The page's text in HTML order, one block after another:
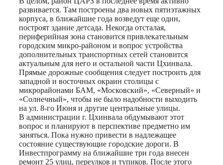
развивается. Там построены два новых пятиэтажных
корпуса, в ближайшие года возведут еще один,
построят здание детсада. Некогда отсталая,
периферийная зона становится привлекательным
городским микро-районом и вопрос устройства
дополнительных транспортных сетей становится
актуальным для него и остальной части Цхинвала.
Прямые дорожные сообщения следует построить для
западной и восточных окраин столицы с
микрорайонами БАМ, «Московский», «Северный» и
«Солнечный», чтобы не было надобности выходить
на ул. 8-го Июня и другие центральные улицы.
В администрации г. Цхинвала обдумывают этот
вопрос и планируют в перспективе предметно им
заняться. Пока нужно привести в надлежащее
состояние существующие городские дороги. В
Инвестпрограмму на ближайшие три года внесен
ремонт 25 улиц, переулков и тупиков. После этого